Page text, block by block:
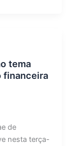
tema
financeira
de
nesta terça-